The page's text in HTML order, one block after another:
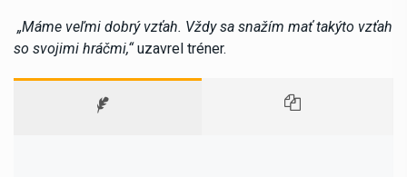
„Máme veľmi dobrý vzťah. Vždy sa snažím mať takýto vzťah
so svojimi hráčmi,“uzavrel tréner.